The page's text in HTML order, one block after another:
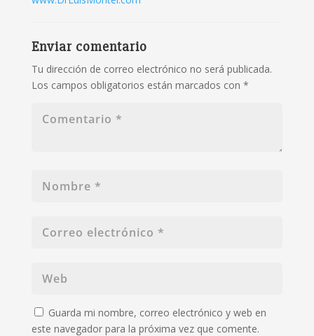
Enviar comentario
Tu dirección de correo electrónico no será publicada.
Los campos obligatorios están marcados con *
Guarda mi nombre, correo electrónico y web en
este navegador para la próxima vez que comente.